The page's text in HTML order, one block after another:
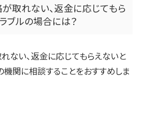
取れない、返金に応じてもら
ブルの場合には？
ない、返金に応じてもらえないと
機関に相談することをおすすめしま